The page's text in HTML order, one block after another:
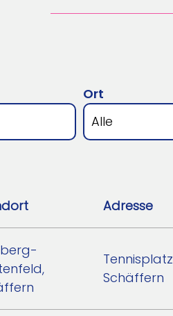
Ort
Adresse
Tennisplatz
Schäffern